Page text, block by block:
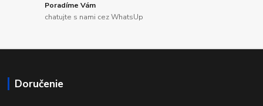
Poradíme Vám
chatujte s nami cez WhatsUp
Doručenie